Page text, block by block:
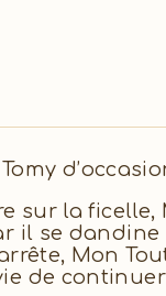
sur la
il se dandine
Mon
de